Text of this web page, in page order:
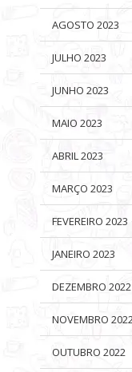
AGOSTO 2023
JULHO 2023
JUNHO 2023
MAIO 2023
ABRIL 2023
MARÇO 2023
FEVEREIRO 2023
JANEIRO 2023
DEZEMBRO 2022
NOVEMBRO
OUTUBRO 2022